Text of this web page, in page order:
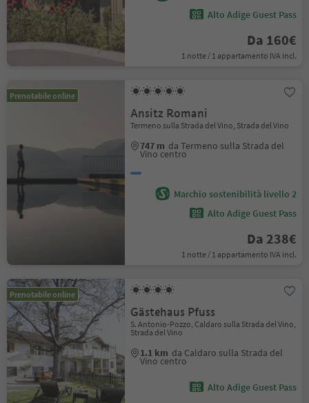
Alto Adige Guest Pass
Da 160€
1 notte / 1 appartamento IVA incl.
Prenotabile online
Ansitz Romani
Termeno sulla Strada del Vino, Strada del Vino
747 m da Termeno sulla Strada del
Vino centro
Marchio sostenibilità livello 2
Alto Adige Guest Pass
Da 238€
1 notte / 1 appartamento IVA incl.
Prenotabile online
Gästehaus Pfuss
S. Antonio-Pozzo, Caldaro sulla Strada del Vino,
Strada del Vino
1.1 km da Caldaro sulla Strada del
Vino centro
Alto Adige Guest Pass